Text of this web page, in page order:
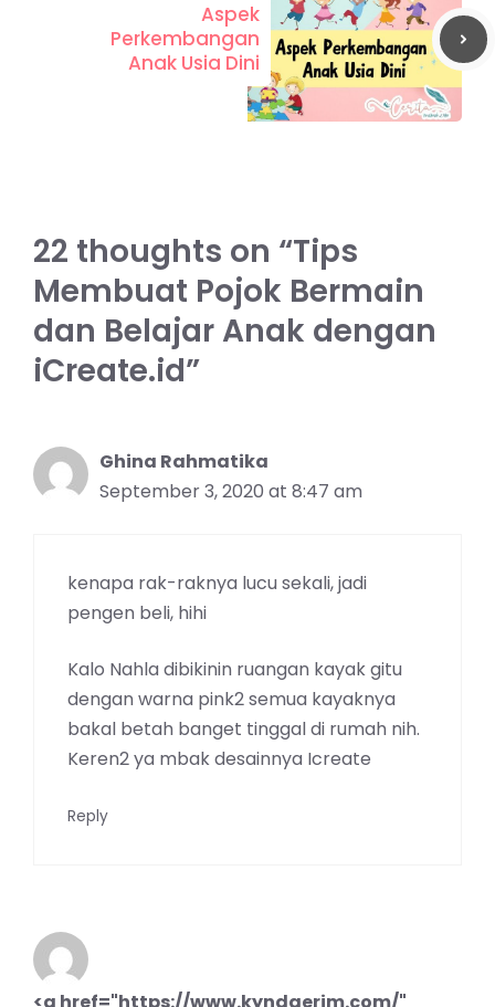
Aspek
Perkembangan
Anak Usia Dini
22 thoughts on “Tips
Membuat Pojok Bermain
dan Belajar Anak dengan
iCreate.id”
Ghina Rahmatika
September 3, 2020 at 8:47 am
kenapa rak-raknya lucu sekali, jadi
pengen beli, hihi
Kalo Nahla dibikinin ruangan kayak gitu
dengan warna pink2 semua kayaknya
bakal betah banget tinggal di rumah nih.
Keren2 ya mbak desainnya Icreate
Reply